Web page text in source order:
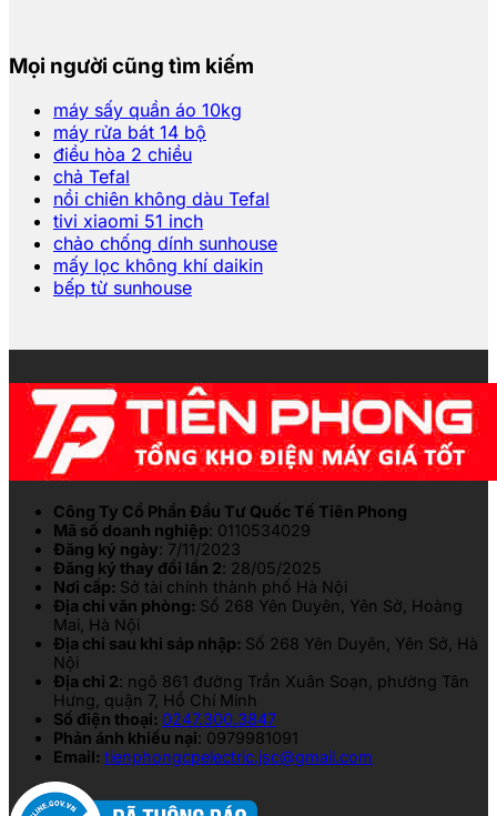
Mọi người cũng tìm kiếm
máy sấy quần áo 10kg
máy rửa bát 14 bộ
điều hòa 2 chiều
chả Tefal
nồi chiên không dàu Tefal
tivi xiaomi 51 inch
chảo chống dính sunhouse
mấy lọc không khí daikin
bếp từ sunhouse
Công Ty Cổ Phần Đầu Tư Quốc Tế Tiên Phong
Mã số doanh nghiệp: 0110534029
Đăng ký ngày: 7/11/2023
Đăng ký thay đổi lần 2: 28/05/2025
Nơi cấp: Sở tài chính thành phố Hà Nội
Địa chỉ văn phòng: Số 268 Yên Duyên, Yên Sở, Hoàng
Mai, Hà Nội
Địa chỉ sau khi sáp nhập: Số 268 Yên Duyên, Yên Sở, Hà
Nội
Địa chỉ 2: ngõ 861 đường Trần Xuân Soạn, phường Tân
Hưng, quận 7, Hồ Chí Minh
Số điện thoại: 0247.300.3847
Phản ánh khiếu nại: 0979981091
Email: tienphongcpelectric.jsc@gmail.com